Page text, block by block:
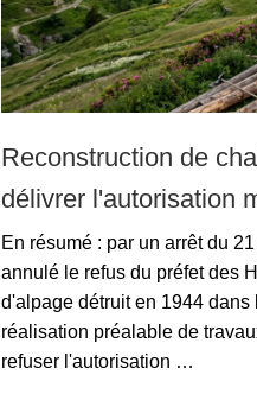
Reconstruction de
délivrer l'autorisation
En résumé : par un arrêt du
annulé le refus du préfet des
d'alpage détruit en 1944
réalisation préalable de
refuser l'autorisation …